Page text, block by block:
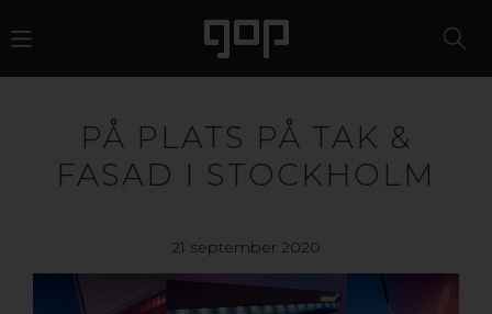
PÅ PLATS PÅ TAK &
FASAD I STOCKHOLM
21 september 2020